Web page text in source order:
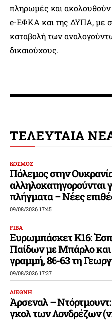
πληρωμές και ακολουθούν
e-ΕΦΚΑ και της ΔΥΠΑ, με
καταβολή των
δικαιούχους.
ΤΕΛΕΥΤΑΙΑ
ΚΟΣΜΟΣ
Πόλεμος στην
αλληλοκατηγορούνται
πλήγματα – Νέες
09/08/2026 17:45
FIBA
Ευρωμπάσκετ Κ16:
Παίδων με Μπάρλο
γραμμή, 86-63 τη
09/08/2026 17:37
ΔΙΕΘΝΗ
Άρσεναλ –
γκολ των Λονδρέζων